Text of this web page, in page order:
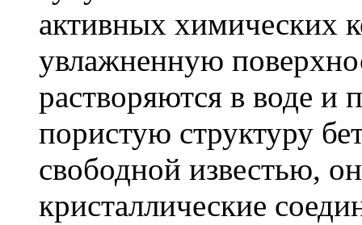
активных химических
увлажненную
растворяются в воде и
пористую структуру
свободной известью,
кристаллические